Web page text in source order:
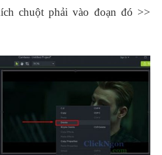
chuột phải vào đoạn đó >>